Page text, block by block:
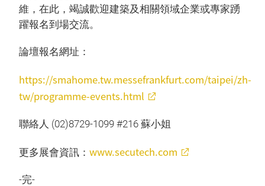
維，在此，竭誠歡迎建築及相關領域企業或專家踴
躍報名到場交流。
論壇報名網址：
https://smahome.tw.messefrankfurt.com/taipei/zh-
tw/programme-events.html
聯絡人 (02)8729-1099 #216 蘇小姐
更多展會資訊： www.secutech.com
-完-